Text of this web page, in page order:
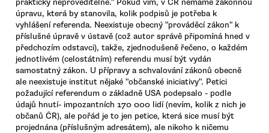
prakticky neproveditelné." Pokud vím, v ČR nemáme zákonnou
úpravu, která by stanovila, kolik podpisů je potřeba k
vyhlášení referenda. Neexistuje obecný "prováděcí zákon" k
příslušné úpravě v ústavě (což autor správě připomíná hned v
předchozím odstavci), takže, zjednodušeně řečeno, o každém
jednotlivém (celostátním) referendu musí být vydán
samostatný zákon. U přípravy a schvalování zákonů obecně
ale neexistuje institut nějaké "občanské iniciativy". Petici
požadující referendum o základně USA podepsalo - podle
údajů hnutí- impozantních 170 000 lidí (nevím, kolik z nich je
občanů ČR), ale pořád je to jen petice, která sice musí být
projednána (příslušným adresátem), ale nikoho k ničemu